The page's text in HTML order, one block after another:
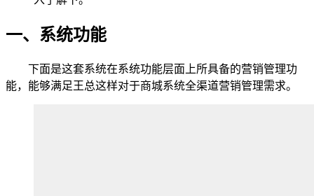
一、系统功能
下面是这套系统在系统功能层面上所具备的营销管理功
能，能够满足王总这样对于商城系统全渠道营销管理需求。